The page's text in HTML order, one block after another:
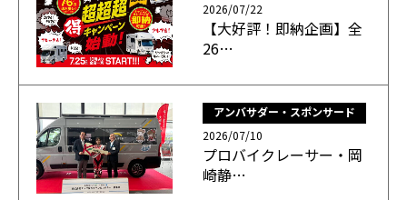
2026/07/22
【大好評！即納企画】全
26…
アンバサダー・スポンサード
2026/07/10
プロバイクレーサー・岡
崎静…